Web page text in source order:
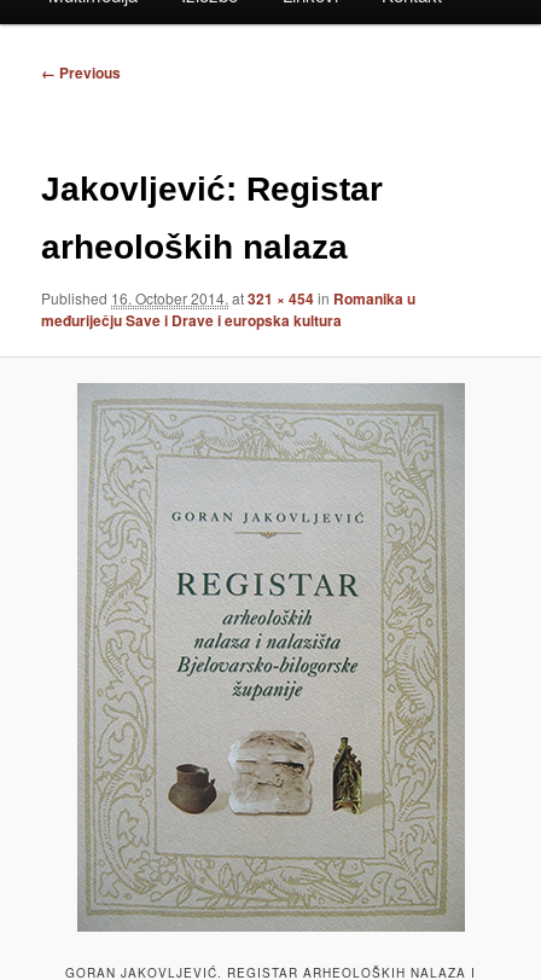
Image
← Previous
Jakovljević: Registar
arheoloških nalaza
Published 16. October 2014. at321 × 454in Romanika u
međuriječju Save i Drave i europska kultura
GORAN JAKOVLJEVIĆ. REGISTAR ARHEOLOŠKIH NALAZA I